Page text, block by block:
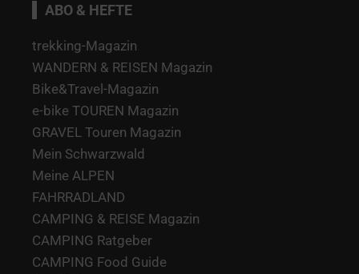
ABO & HEFTE
trekking-Magazin
WANDERN & REISEN Magazin
Bike&Travel-Magazin
e-bike TOUREN Magazin
GRAVEL Touren Magazin
Mein Schwarzwald
Meine ALPEN
FAHRRADLAND
CAMPING & REISE Magazin
CAMPING Ratgeber
CAMPING Food Guide